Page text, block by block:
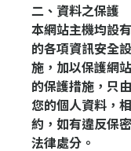
二 、資料之保護
本網站主機均設
的各項資訊安全
施，加以保護網
的保護措施，只
您的個人資料，
約，如有違反保
法律處分。